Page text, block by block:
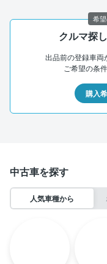
クルマ探
出品前の登録車両
ご希望の条
購入
中古車を探す
人気車種から
希